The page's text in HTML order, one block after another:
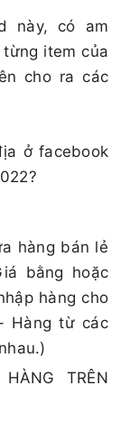
này, có am
item của
cho ra các
ở facebook
hàng bán lẻ
bằng hoặc
hàng cho
Hàng từ các
TRÊN